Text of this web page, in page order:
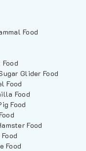
Food
Glider Food
Food
Food
Food
Food
Food